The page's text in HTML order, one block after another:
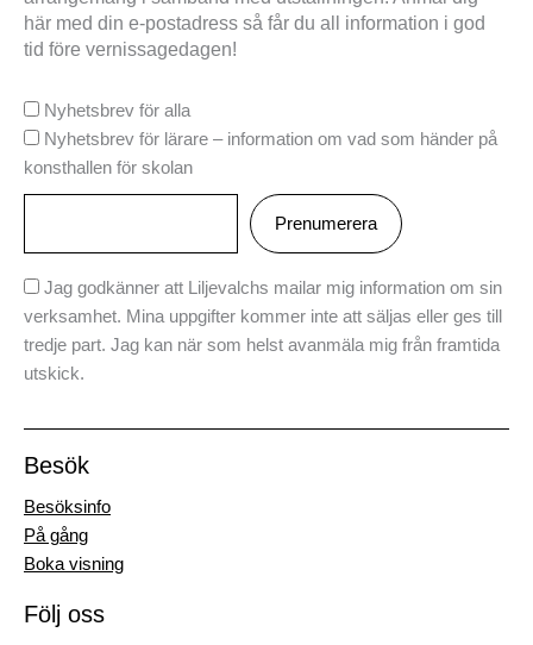
här med din e-postadress så får du all information i god
tid före vernissagedagen!
Nyhetsbrev för alla
Nyhetsbrev för lärare – information om vad som händer på
konsthallen för skolan
Jag godkänner att Liljevalchs mailar mig information om sin
verksamhet. Mina uppgifter kommer inte att säljas eller ges till
tredje part. Jag kan när som helst avanmäla mig från framtida
utskick.
Besök
Besöksinfo
På gång
Boka visning
Följ oss